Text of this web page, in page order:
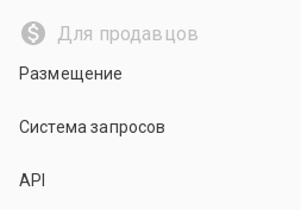
Для продавцов
Размещение
Система запросов
API